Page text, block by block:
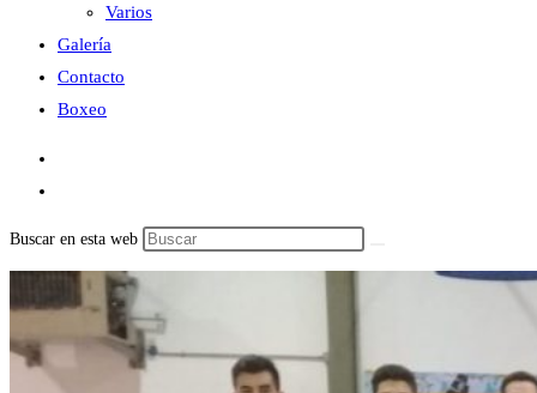
Varios
Galería
Contacto
Boxeo
Buscar en esta web